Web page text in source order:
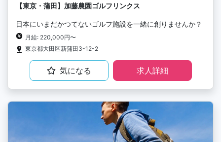
【東京・蒲田】加藤農園ゴルフリンクス
日本にいまだかつてないゴルフ施設を一緒に創りませんか？
月給: 220,000円〜
東京都大田区新蒲田3-12-2
気になる 求人詳細